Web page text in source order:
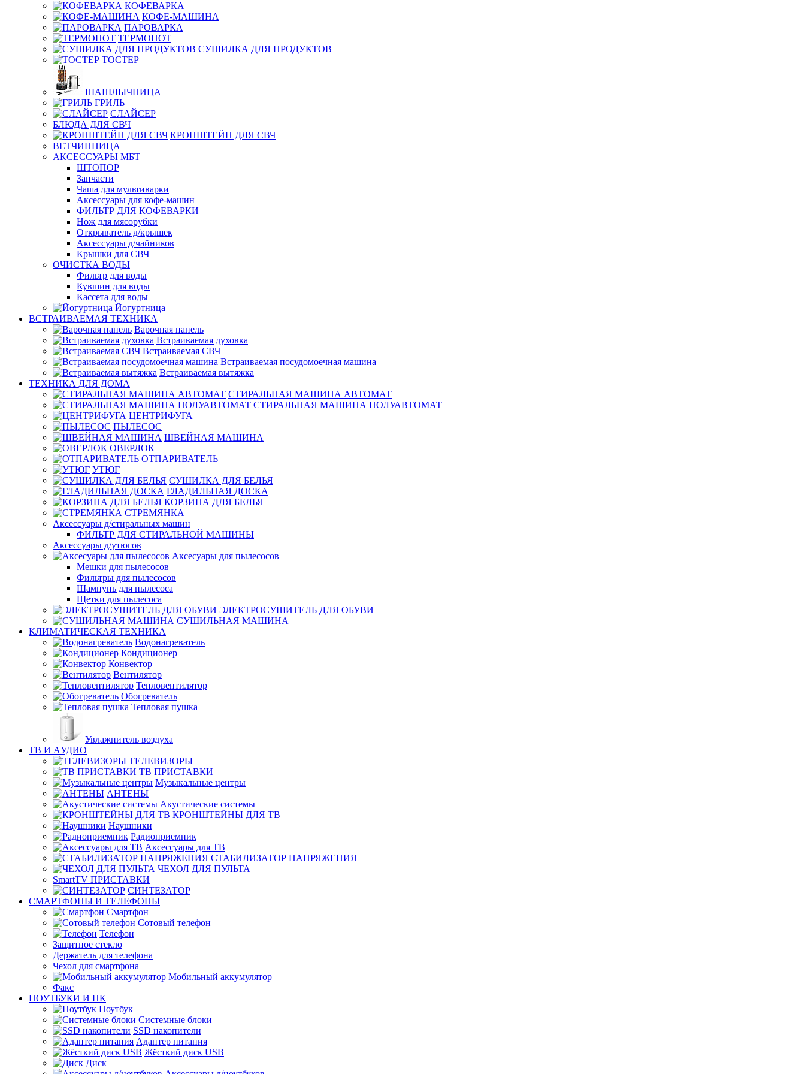
КОФЕВАРКА
КОФЕ-МАШИНА
ПАРОВАРКА
ТЕРМОПОТ
СУШИЛКА ДЛЯ ПРОДУКТОВ
ТОСТЕР
ШАШЛЫЧНИЦА
ГРИЛЬ
СЛАЙСЕР
БЛЮДА ДЛЯ СВЧ
КРОНШТЕЙН ДЛЯ СВЧ
ВЕТЧИННИЦА
АКСЕССУАРЫ МБТ
ШТОПОР
Запчасти
Чаша для мультиварки
Аксессуары для кофе-машин
ФИЛЬТР ДЛЯ КОФЕВАРКИ
Нож для мясорубки
Открыватель д/крышек
Аксессуары д/чайников
Крышки для СВЧ
ОЧИСТКА ВОДЫ
Фильтр для воды
Кувшин для воды
Кассета для воды
Йогуртница
ВСТРАИВАЕМАЯ ТЕХНИКА
Варочная панель
Встраиваемая духовка
Встраиваемая СВЧ
Встраиваемая посудомоечная машина
Встраиваемая вытяжка
ТЕХНИКА ДЛЯ ДОМА
СТИРАЛЬНАЯ МАШИНА АВТОМАТ
СТИРАЛЬНАЯ МАШИНА ПОЛУАВТОМАТ
ЦЕНТРИФУГА
ПЫЛЕСОС
ШВЕЙНАЯ МАШИНА
ОВЕРЛОК
ОТПАРИВАТЕЛЬ
УТЮГ
СУШИЛКА ДЛЯ БЕЛЬЯ
ГЛАДИЛЬНАЯ ДОСКА
КОРЗИНА ДЛЯ БЕЛЬЯ
СТРЕМЯНКА
Аксессуары д/стиральных машин
ФИЛЬТР ДЛЯ СТИРАЛЬНОЙ МАШИНЫ
Аксессуары д/утюгов
Аксесуары для пылесосов
Мешки для пылесосов
Фильтры для пылесосов
Шампунь для пылесоса
Щетки для пылесоса
ЭЛЕКТРОСУШИТЕЛЬ ДЛЯ ОБУВИ
СУШИЛЬНАЯ МАШИНА
КЛИМАТИЧЕСКАЯ ТЕХНИКА
Водонагреватель
Кондиционер
Конвектор
Вентилятор
Тепловентилятор
Обогреватель
Тепловая пушка
Увлажнитель воздуха
ТВ И AУДИО
ТЕЛЕВИЗОРЫ
ТВ ПРИСТАВКИ
Музыкальные центры
АНТЕНЫ
Акустические системы
КРОНШТЕЙНЫ ДЛЯ ТВ
Наушники
Радиоприемник
Аксессуары для ТВ
СТАБИЛИЗАТОР НАПРЯЖЕНИЯ
ЧЕХОЛ ДЛЯ ПУЛЬТА
SmartTV ПРИСТАВКИ
СИНТЕЗАТОР
СМАРТФОНЫ И ТЕЛЕФОНЫ
Смартфон
Сотовый телефон
Телефон
Защитное стекло
Держатель для телефона
Чехол для смартфона
Мобильный аккумулятор
Факс
НОУТБУКИ И ПК
Ноутбук
Системные блоки
SSD накопители
Адаптер питания
Жёсткий диск USB
Диск